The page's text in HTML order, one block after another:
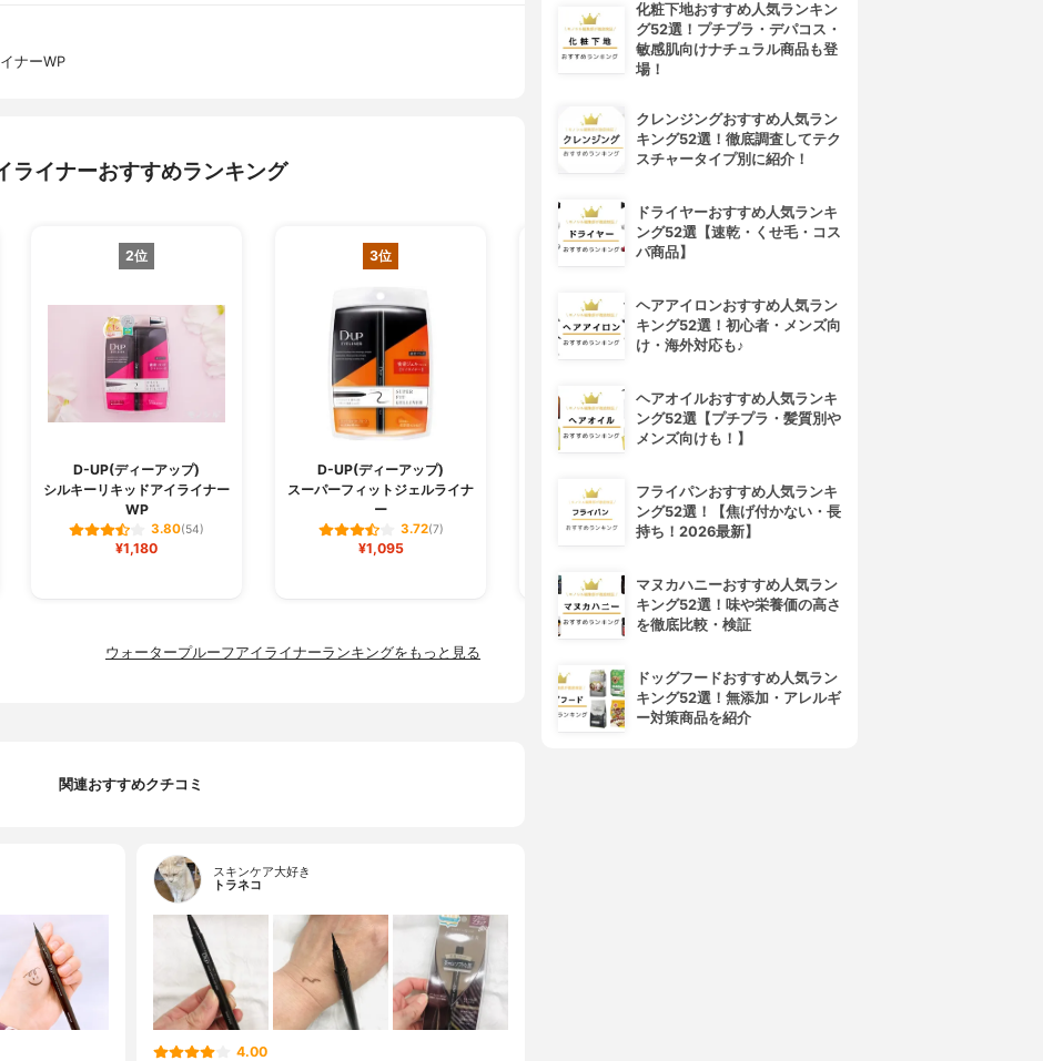
ナーWP
ライナーおすすめランキング
2位
D-UP(ディーアップ)
シルキーリキッドアイライナー
WP
3.80(54)
¥1,180
3位
D-UP(ディーアップ)
スーパーフィットジェルライナ
ー
3.72(7)
¥1,095
4位
リアルラスティングアイライナ
ー24h WP
3.67(3)
インパクトリキッドアイライナ
ウォータープルーフアイライナーランキングをもっと見る
関連おすすめクチコミ
スキンケア大好き
トラネコ
4.00
化粧下地おすすめ人気ランキン
グ52選！プチプラ・デパコス・
敏感肌向けナチュラル商品も登
場！
クレンジングおすすめ人気ラン
キング52選！徹底調査してテク
スチャータイプ別に紹介！
ドライヤーおすすめ人気ランキ
ング52選【速乾・くせ毛・コス
パ商品】
ヘアアイロンおすすめ人気ラン
キング52選！初心者・メンズ向
け・海外対応も♪
ヘアオイルおすすめ人気ランキ
ング52選【プチプラ・髪質別や
メンズ向けも！】
フライパンおすすめ人気ランキ
ング52選！【焦げ付かない・長
持ち！2026最新】
マヌカハニーおすすめ人気ラン
キング52選！味や栄養価の高さ
を徹底比較・検証
ドッグフードおすすめ人気ラン
キング52選！無添加・アレルギ
ー対策商品を紹介